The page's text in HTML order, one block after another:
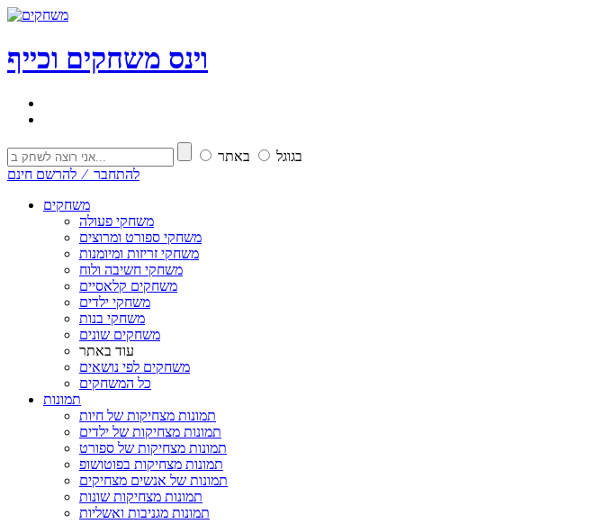
וינס משחקים וכייף
בגוגל
באתר
להתחבר ⁄ להרשם חינם
משחקים
משחקי פעולה
משחקי ספורט ומרוצים
משחקי זריזות ומיומנות
משחקי חשיבה ולוח
משחקים קלאסיים
משחקי ילדים
משחקי בנות
משחקים שונים
עוד באתר
משחקים לפי נושאים
כל המשחקים
תמונות
תמונות מצחיקות של חיות
תמונות מצחיקות של ילדים
תמונות מצחיקות של ספורט
תמונות מצחיקות בפוטושופ
תמונות של אנשים מצחיקים
תמונות מצחיקות שונות
תמונות מגניבות ואשליות